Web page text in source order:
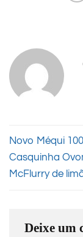
Novo Méqui
Casquinha
McFlurry de
Deixe um